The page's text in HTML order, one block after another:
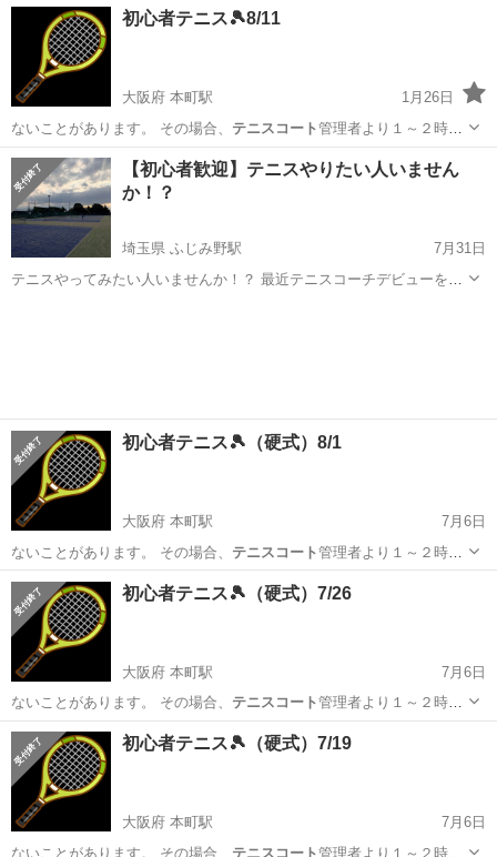
山口 下松市 パーティー
初心者テニス🎾8/11
大阪府 本町駅
1月26日
ないことがあります。 その場合、 テニスコート管理者より１～２時間
前ぐらいに私に…
大阪 大阪市 本町駅 スポーツ テニスコート
【初心者歓迎】テニスやりたい人いません
か！？
埼玉県 ふじみ野駅
7月31日
テニスやってみたい人いませんか！？ 最近テニスコーチデビューをし
初心者テニス🎾（硬式）8/1
大阪府 本町駅
7月6日
ないことがあります。 その場合、 テニスコート管理者より１～２時間
前ぐらいに私に…
大阪 大阪市 本町駅 スポーツ テニスコート
初心者テニス🎾（硬式）7/26
大阪府 本町駅
7月6日
ないことがあります。 その場合、 テニスコート管理者より１～２時間
前ぐらいに私に…
大阪 大阪市 本町駅 スポーツ テニスコート
初心者テニス🎾（硬式）7/19
大阪府 本町駅
7月6日
ないことがあります。 その場合、 テニスコート管理者より１～２時間